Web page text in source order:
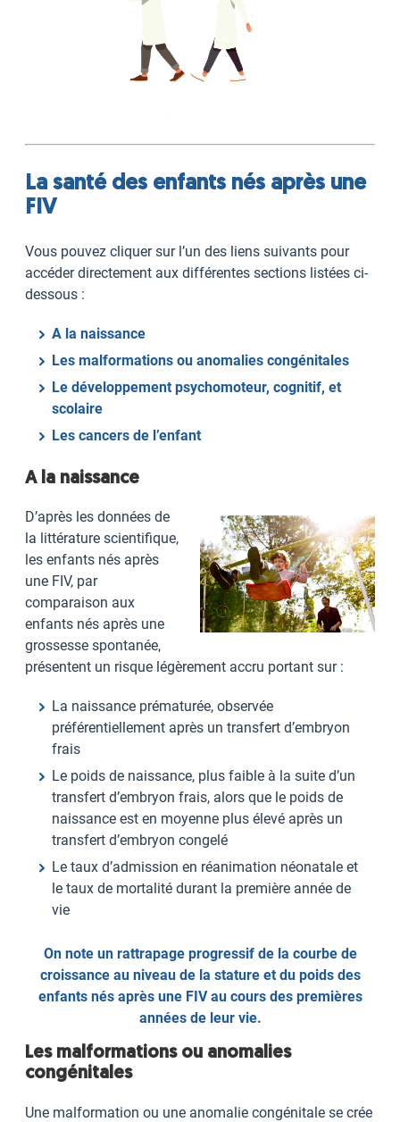
La santé des enfants nés après une
FIV
Vous pouvez cliquer sur l’un des liens suivants pour
accéder directement aux différentes sections listées ci-
dessous :
A la naissance
Les malformations ou anomalies congénitales
Le développement psychomoteur, cognitif, et
scolaire
Les cancers de l’enfant
A la naissance
D’après les données de
la littérature scientifique,
les enfants nés après
une FIV, par
comparaison aux
enfants nés après une
grossesse spontanée,
présentent un risque légèrement accru portant sur :
La naissance prématurée, observée
préférentiellement après un transfert d’embryon
frais
Le poids de naissance, plus faible à la suite d’un
transfert d’embryon frais, alors que le poids de
naissance est en moyenne plus élevé après un
transfert d’embryon congelé
Le taux d’admission en réanimation néonatale et
le taux de mortalité durant la première année de
vie
On note un rattrapage progressif de la courbe de
croissance au niveau de la stature et du poids des
enfants nés après une FIV au cours des premières
années de leur vie.
Les malformations ou anomalies
congénitales
Une malformation ou une anomalie congénitale se crée